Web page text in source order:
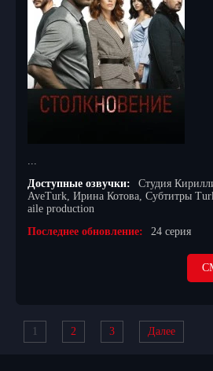
...
Доступные озвучки:
Студия
AveTurk, Ирина Котова, Субтитры
aile production
Последнее обновление:
24 серия
1 2 3 Далее